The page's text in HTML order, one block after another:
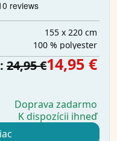
155 x 220 cm
100 % polyester
24,95 €14,95 €
Doprava zadarmo
K dispozícii ihneď